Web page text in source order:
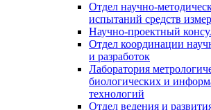
Отдел научно-
испытаний средств
Научно-проектный
Отдел координации
и разработок
Лаборатория
биологических и
технологий
Отдел ведения и